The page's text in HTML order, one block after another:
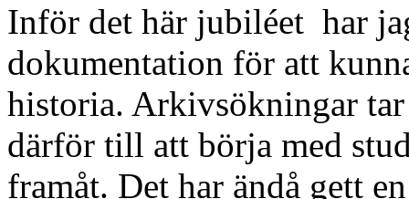
Inför det här jubiléet har
dokumentation för att
historia. Arkivsökningar
därför till att börja med
framåt. Det har ändå gett